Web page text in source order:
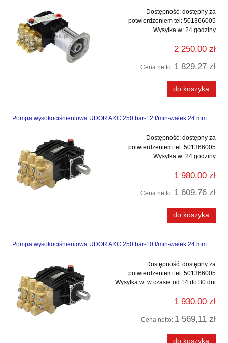
Dostępność: dostępny za
potwierdzeniem tel: 501366005
Wysyłka w: 24 godziny
2 250,00 zł
Cena netto: 1 829,27 zł
do koszyka
Pompa wysokociśnieniowa UDOR AKC 250 bar-12 l/min-wałek 24 mm
Dostępność: dostępny za
potwierdzeniem tel: 501366005
Wysyłka w: 24 godziny
1 980,00 zł
Cena netto: 1 609,76 zł
do koszyka
Pompa wysokociśnieniowa UDOR AKC 250 bar-10 l/min-wałek 24 mm
Dostępność: dostępny za
potwierdzeniem tel: 501366005
Wysyłka w: w czasie od 14 do 30 dni
1 930,00 zł
Cena netto: 1 569,11 zł
do koszyka